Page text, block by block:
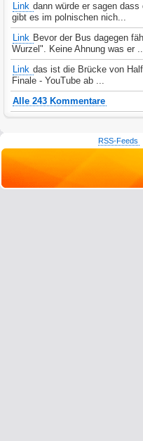
Link dann würde er sagen
gibt es im polnischen nich...
Link Bevor der Bus dagegen
Wurzel". Keine Ahnung was er
Link das ist die Brücke von
Finale - YouTube ab ...
Alle 243 Kommentare
RSS-Feeds